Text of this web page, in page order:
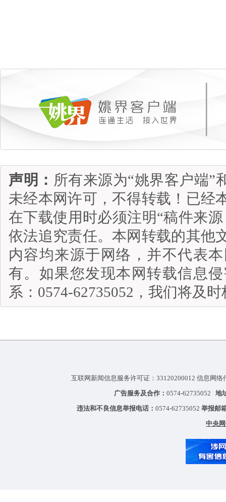
声明： 所有来源为“姚界客户端”
未经本网许可，不得转载！已经
在下载使用时必须注明“稿件来
依法追究责任。本网转载的其他
内容均来源于网络，并不代表
有。如果您发现本网转载信息
系：0574-62735052，我们将及
互联网新闻信息服务许可证：33120200012 信息网
广告服务及合作： 0574-62735052 地
违法和不良信息举报电话： 0574-62735052 举报邮
中央